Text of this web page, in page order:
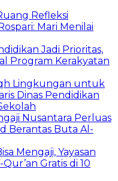
Refleksi
Mari Menilai
Jadi Prioritas,
Program Kerakyatan
Lingkungan untuk
Dinas Pendidikan
Nusantara Perluas
Berantas Buta Al-
Mengaji, Yayasan
Gratis di 10